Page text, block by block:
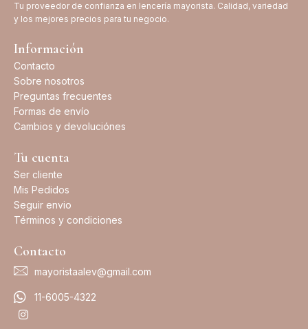
Tu proveedor de confianza en lencería mayorista. Calidad, variedad
y los mejores precios para tu negocio.
Información
Contacto
Sobre nosotros
Preguntas frecuentes
Formas de envío
Cambios y devoluciónes
Tu cuenta
Ser cliente
Mis Pedidos
Seguir envio
Términos y condiciones
Contacto
mayoristaalev@gmail.com
11-6005-4322